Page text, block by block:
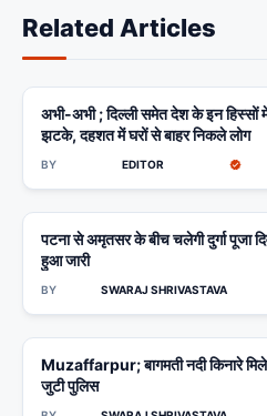
Related Articles
BIHAR
अभी-अभी ; दिल्ली समेत देश के इन
झटके, दहशत में घरों से बाहर निकले लोग
BY EDITOR
BIHAR
पटना से अमृतसर के बीच चलेगी दुर्गा पूजा
हुआ जारी
BY SWARAJ SHRIVASTAVA
BIHAR
Muzaffarpur; बागमती नदी किनारे
जुटी पुलिस